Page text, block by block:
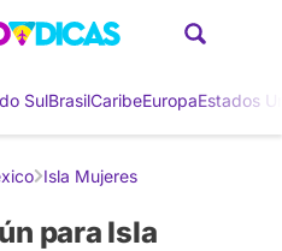
SulBrasilCaribeEuropaEstados
Isla Mujeres
para Isla